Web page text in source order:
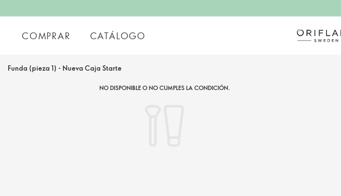
COMPRAR CATÁLOGO
Funda (pieza 1) - Nueva Caja Starte
NO DISPONIBLE O NO CUMPLES LA CONDICIÓN.